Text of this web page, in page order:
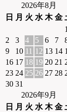
2026年8月
日
月 火 水 木 金
1
2
3 4 5 6 7
9
10 11 12 13 14
16 17 18 19 20 21
23 24 25 26 27 28
30 31
2026年9月
日
月 火 水 木 金